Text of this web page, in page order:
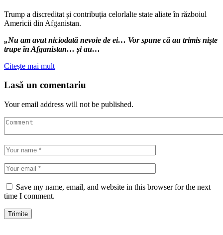
Trump a discreditat și contribuția celorlalte state aliate în războiul
Americii din Afganistan.
„Nu am avut niciodată nevoie de ei… Vor spune că au trimis niște
trupe în Afganistan… și au…
Citeşte mai mult
Lasă un comentariu
Your email address will not be published.
Save my name, email, and website in this browser for the next
time I comment.